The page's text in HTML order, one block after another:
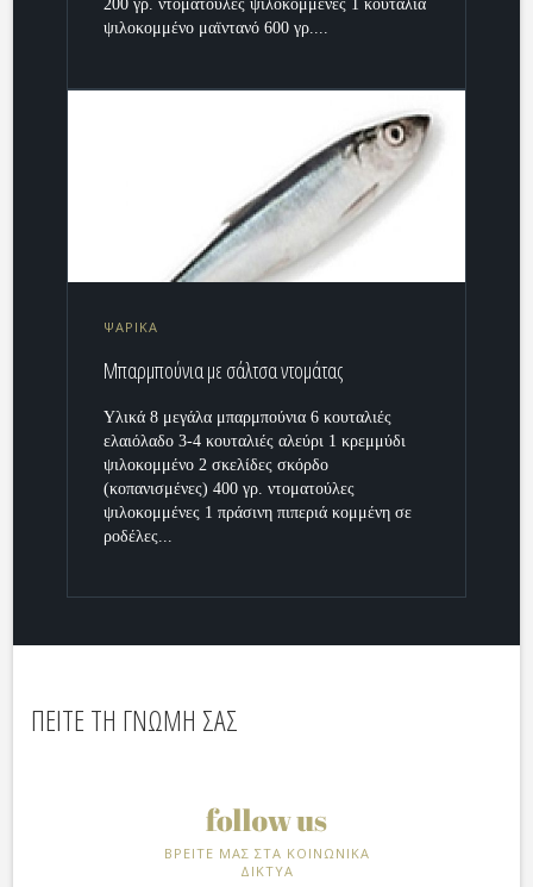
200 γρ. ντοματούλες ψιλοκομμένες 1 κουταλιά
ψιλοκομμένο μαϊντανό 600 γρ....
ΨΑΡΙΚΑ
Μπαρμπούνια με σάλτσα ντομάτας
Υλικά 8 μεγάλα μπαρμπούνια 6 κουταλιές
ελαιόλαδο 3-4 κουταλιές αλεύρι 1 κρεμμύδι
ψιλοκομμένο 2 σκελίδες σκόρδο
(κοπανισμένες) 400 γρ. ντοματούλες
ψιλοκομμένες 1 πράσινη πιπεριά κομμένη σε
ροδέλες...
ΠΕΙΤΕ ΤΗ ΓΝΩΜΗ ΣΑΣ
ΒΡΕΙΤΕ ΜΑΣ ΣΤΑ ΚΟΙΝΩΝΙΚΑ
ΔΙΚΤΥΑ